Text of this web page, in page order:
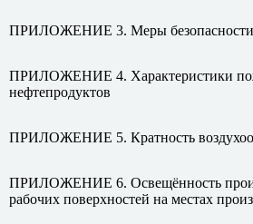
ПРИЛОЖЕНИЕ 3. Меры безопасности
ПРИЛОЖЕНИЕ 4. Характеристики
нефтепродуктов
ПРИЛОЖЕНИЕ 5. Кратность
ПРИЛОЖЕНИЕ 6. Освещённость
рабочих поверхностей на местах